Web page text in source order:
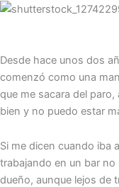
Desde hace unos dos
comenzó como una
que me sacara del
bien y no puedo estar
Si me dicen cuando iba
trabajando en un bar
dueño, aunque lejos de